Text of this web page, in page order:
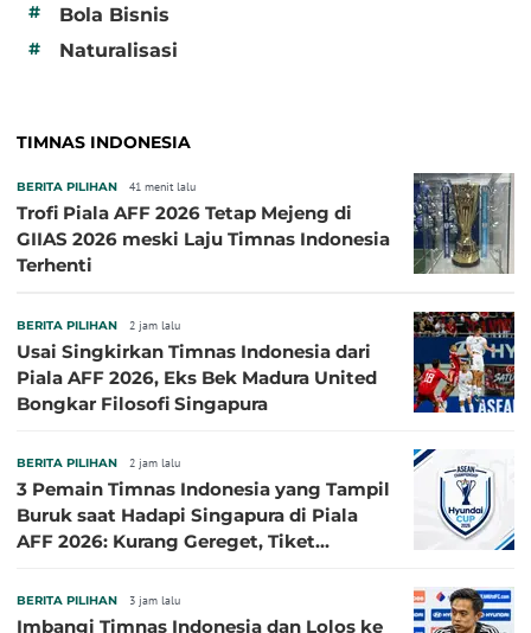
# Bola Bisnis
# Naturalisasi
TIMNAS INDONESIA
BERITA PILIHAN 41 menit lalu
Trofi Piala AFF 2026 Tetap Mejeng di
GIIAS 2026 meski Laju Timnas Indonesia
Terhenti
BERITA PILIHAN 2 jam lalu
Usai Singkirkan Timnas Indonesia dari
Piala AFF 2026, Eks Bek Madura United
Bongkar Filosofi Singapura
BERITA PILIHAN 2 jam lalu
3 Pemain Timnas Indonesia yang Tampil
Buruk saat Hadapi Singapura di Piala
AFF 2026: Kurang Gereget, Tiket
BERITA PILIHAN 3 jam lalu
Imbangi Timnas Indonesia dan Lolos ke